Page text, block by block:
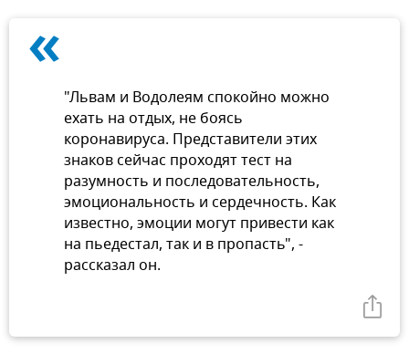
« "Львам и Водолеям спокойно можно
ехать на отдых, не боясь
коронавируса. Представители этих
знаков сейчас проходят тест на
разумность и последовательность,
эмоциональность и сердечность. Как
известно, эмоции могут привести как
на пьедестал, так и в пропасть", -
рассказал он.